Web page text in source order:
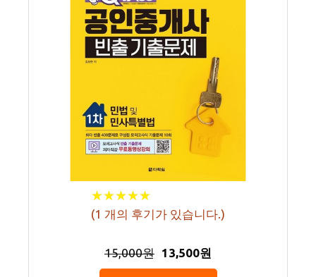
★★★★★
★★★★★
(1 개의 후기가 있습니다.)
15,000원 13,500원